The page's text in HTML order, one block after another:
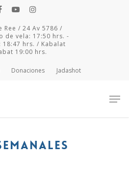
Ree / 24 Av 5786 /
de vela: 17:50 hrs. -
18:47 hrs. / Kabalat
19:00 hrs.
Donaciones Jadashot
or ESC to close